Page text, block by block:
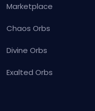
Marketplace
Chaos Orbs
Divine Orbs
Exalted Orbs